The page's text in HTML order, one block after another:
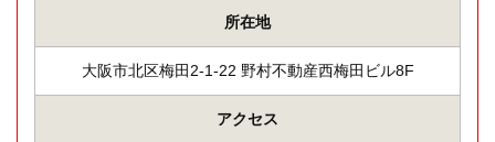
所在地
大阪市北区梅田2-1-22 野村不動産西梅田ビル8F
アクセス